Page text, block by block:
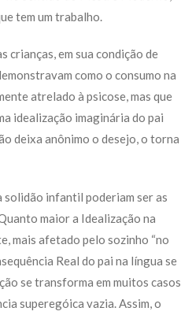
tem um trabalho.
crianças, em sua condição de
como o consumo na
atrelado à psicose, mas que
idealização imaginária do pai
deixa anônimo o desejo, o torna
solidão infantil poderiam ser as
maior a Idealização na
mais afetado pelo sozinho “no
Real do pai na língua se
se transforma em muitos casos
superegóica vazia. Assim, o